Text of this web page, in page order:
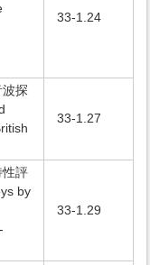
33-1.24
探
33-1.27
評
by
33-1.29